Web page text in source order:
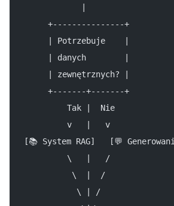
     +---------------+
     | Potrzebuje    |
     | danych        |
     | zewnętrznych? |
     +-------+-------+
         Tak |  Nie
         v   |   v
[📚 System RAG]   [💬
         \   |   /
          \  |  /
           \ | /